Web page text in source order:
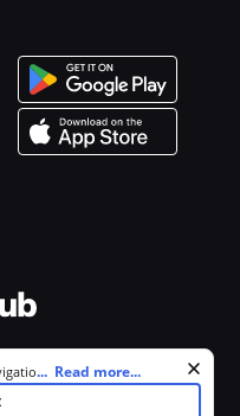
and personalize
to our use of cookies as
... Read more...